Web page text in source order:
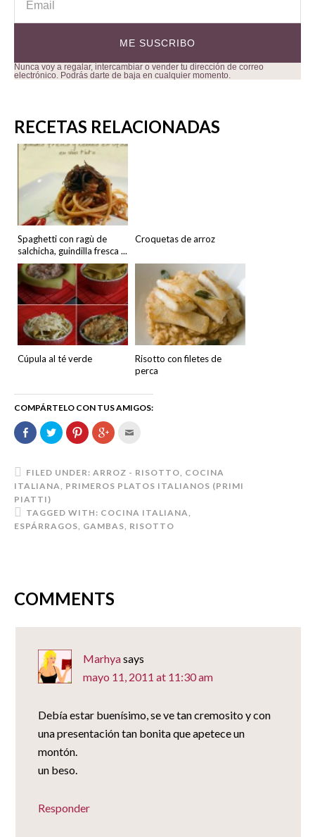
Nunca voy a regalar, intercambiar o vender tu dirección de correo
electrónico. Podrás darte de baja en cualquier momento.
RECETAS RELACIONADAS
Spaghetti con ragù de
salchicha, guindilla fresca ...
Croquetas de arroz
Cúpula al té verde
Risotto con filetes de
perca
COMPÁRTELO CON TUS AMIGOS:
Comparte
en
Facebook
en
una
ventana
nueva)
Haz
clic
para
Twitter
(Se
abre
ventana
nueva)
Haz
clic
para
Pinterest
(Se
abre
ventana
nueva)
Haz
clic
Google+
(Se
abre
ventana
nueva)
correo
electrónico
a
(Se
abre
en
FILED UNDER: ARROZ - RISOTTO, COCINA
ITALIANA, PRIMEROS PLATOS ITALIANOS (PRIMI
PIATTI)
TAGGED WITH: COCINA ITALIANA,
ESPÁRRAGOS, GAMBAS, RISOTTO
COMMENTS
Marhyasays
mayo 11, 2011 at 11:30 am
Debía estar buenísimo, se ve tan cremosito y con
una presentación tan bonita que apetece un
montón.
un beso.
Responder